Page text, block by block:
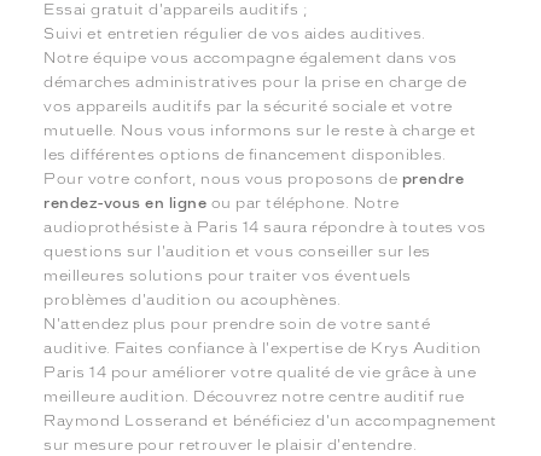
Essai gratuit d'appareils auditifs ;
Suivi et entretien régulier de vos aides auditives.
Notre équipe vous accompagne également dans vos
démarches administratives pour la prise en charge de
vos appareils auditifs par la sécurité sociale et votre
mutuelle. Nous vous informons sur le reste à charge et
les différentes options de financement disponibles.
Pour votre confort, nous vous proposons de prendre
rendez-vous en ligne ou par téléphone. Notre
audioprothésiste à Paris 14 saura répondre à toutes vos
questions sur l'audition et vous conseiller sur les
meilleures solutions pour traiter vos éventuels
problèmes d'audition ou acouphènes.
N'attendez plus pour prendre soin de votre santé
auditive. Faites confiance à l'expertise de Krys Audition
Paris 14 pour améliorer votre qualité de vie grâce à une
meilleure audition. Découvrez notre centre auditif rue
Raymond Losserand et bénéficiez d'un accompagnement
sur mesure pour retrouver le plaisir d'entendre.